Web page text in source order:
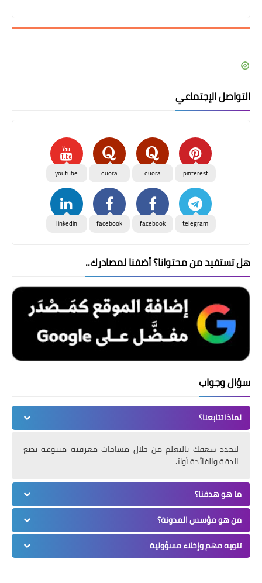
التواصل الإجتماعي
pinterest
quora
quora
youtube
telegram
facebook
facebook
linkedin
هل تستفيد من محتوانا؟ أضفنا لمصادرك..
سؤال وجواب
لماذا تتابعنا؟
لتجدد شغفك بالتعلم من خلال مساحات معرفية متنوعة تضع
الدقة والفائدة أولاً.
ما هو هدفنا؟
من هو مؤسس المدونة؟
تنويه مهم وإخلاء مسؤولية